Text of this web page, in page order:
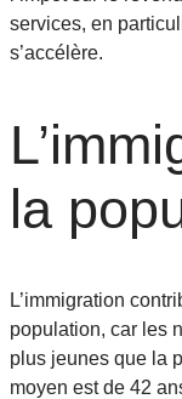
services, en
s’accélère.
la
L’immigration
population, car les
plus jeunes que la
moyen est de 42